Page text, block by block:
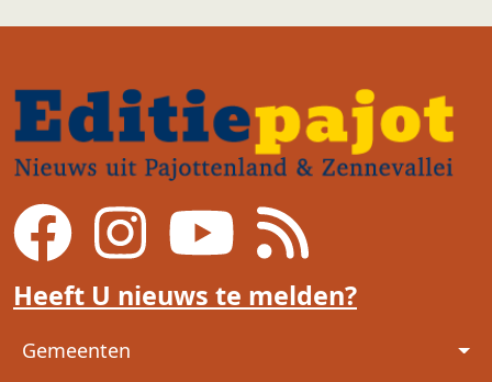
Heeft U nieuws te melden?
Voet
Gemeenten